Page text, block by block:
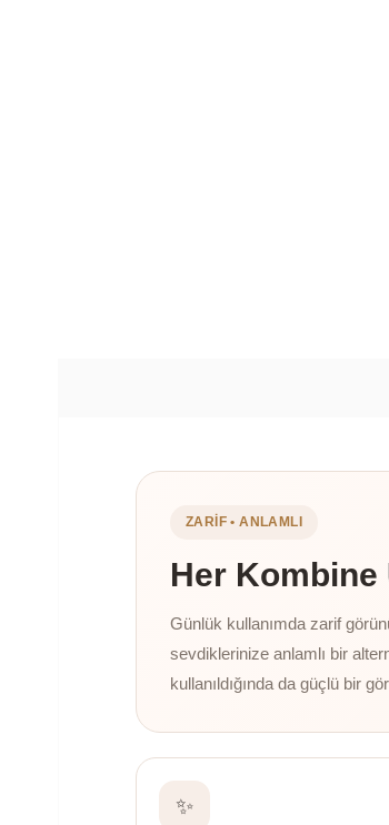
ZARIF • ANLAMLI
Her Kombine
Günlük kullanımda zarif
sevdiklerinize anlamlı bir
kullanıldığında da güçlü bir
✨